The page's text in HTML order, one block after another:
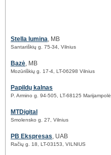
Stella lumina, MB
Santariškių g. 75-34, Vilnius
Bazė, MB
Mozūriškių g. 17-4, LT-06298 Vilnius
Papildų kalnas
P. Armino g. 94-505, LT-68125 Marijampolė
MTDigital
Smolensko g. 27, Vilnius
PB Ekspresas, UAB
Račių g. 18, LT-03153, VILNIUS